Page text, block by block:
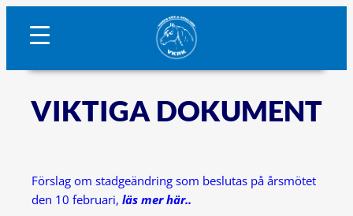
VIKTIGA DOKUMENT
Förslag om stadgeändring som beslutas på årsmötet
den 10 februari,läs mer här..